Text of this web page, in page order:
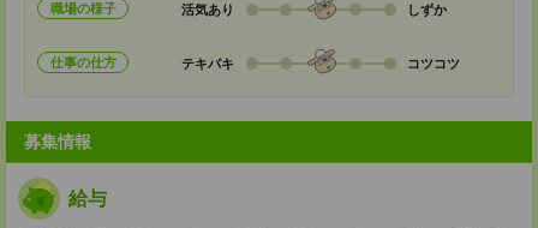
職場の様子 活気あり しずか
仕事の仕方 テキパキ コツコツ
募集情報
給与